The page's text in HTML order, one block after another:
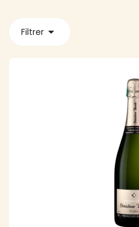
Filtrer 